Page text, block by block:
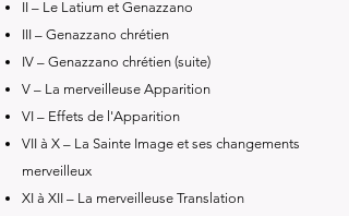
II – Le Latium et Genazzano
III – Genazzano chrétien
IV – Genazzano chrétien (suite)
V – La merveilleuse Apparition
VI – Effets de l'Apparition
VII à X – La Sainte Image et ses changements
merveilleux
XI à XII – La merveilleuse Translation